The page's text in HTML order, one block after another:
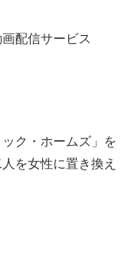
配信サービス
ク・ホームズ」を
を女性に置き換え